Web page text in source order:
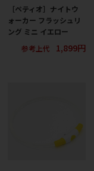
［ペティオ］ナイトウ
ォーカー フラッシュリ
ング ミニ イエロー
参考上代
1,899円